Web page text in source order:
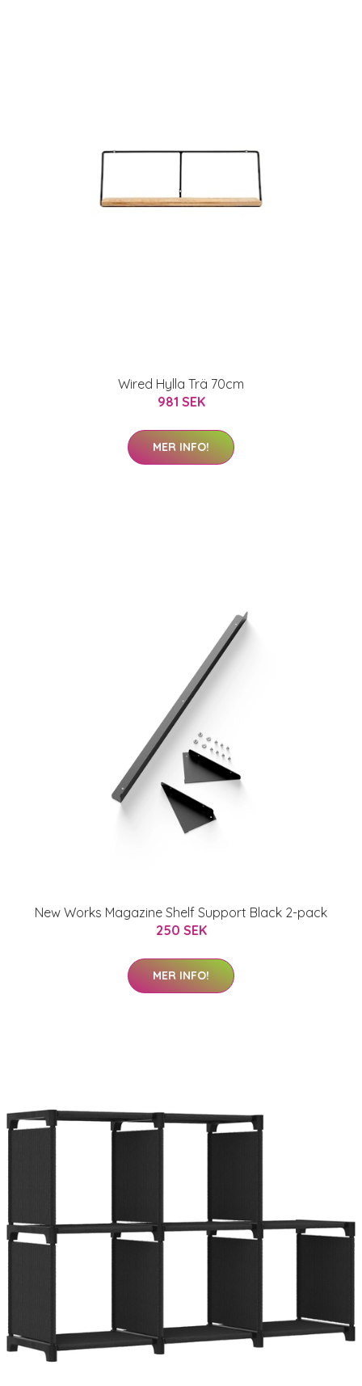
Wired Hylla Trä 70cm
981 SEK
MER INFO!
New Works Magazine Shelf Support Black 2-pack
250 SEK
MER INFO!